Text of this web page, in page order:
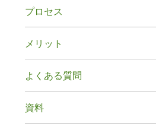
プロセス
メリット
よくある質問
資料